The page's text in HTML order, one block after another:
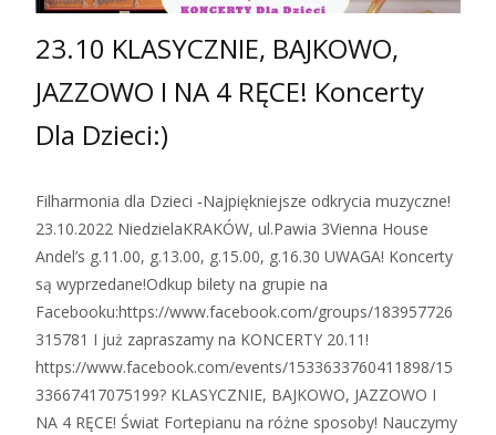
23.10 KLASYCZNIE, BAJKOWO,
JAZZOWO I NA 4 RĘCE! Koncerty
Dla Dzieci:)
Filharmonia dla Dzieci ‑Najpiękniejsze odkrycia muzyczne!
23.10.2022 NiedzielaKRAKÓW, ul.Pawia 3Vienna House
Andel’s g.11.00, g.13.00, g.15.00, g.16.30 UWAGA! Koncerty
są wyprzedane!Odkup bilety na grupie na
Facebooku:https://www.facebook.com/groups/183957726
315781 I już zapraszamy na KONCERTY 20.11!
https://www.facebook.com/events/1533633760411898/15
33667417075199? KLASYCZNIE, BAJKOWO, JAZZOWO I
NA 4 RĘCE! Świat Fortepianu na różne sposoby! Nauczymy